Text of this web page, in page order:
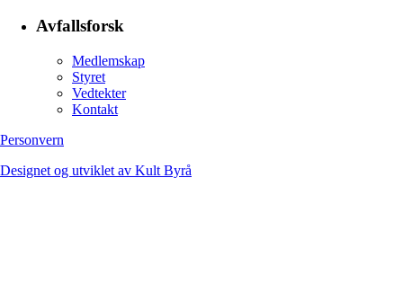
Avfallsforsk
Medlemskap
Styret
Vedtekter
Kontakt
Personvern
Designet og utviklet av Kult Byrå